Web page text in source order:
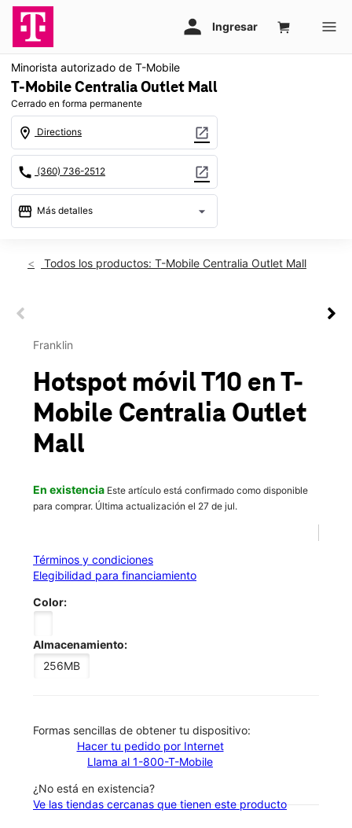
Minorista autorizado de T-Mobile
T-Mobile Centralia Outlet Mall
Cerrado en forma permanente
location_on Directions open_in_new
call (360) 736-2512 open_in_new
storefront Más detalles arrow_drop_down
location_on
Todos los productos: T-Mobile Centralia Outlet Mall
This carousel shows one large product image at a time. Use
Franklin
Hotspot móvil T10 en T-
Mobile Centralia Outlet
Mall
En existencia Este artículo está confirmado como disponible
para comprar. Última actualización el 27 de jul.
Términos y condiciones
Elegibilidad para financiamiento
Color:
Almacenamiento:
256MB
​​​​​​​Formas sencillas de obtener tu dispositivo:
Hacer tu pedido por Internet
Llama al 1-800-T-Mobile
¿No está en existencia?
Ve las tiendas cercanas que tienen este producto